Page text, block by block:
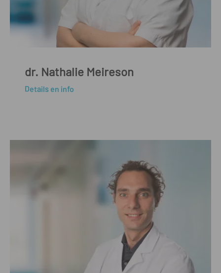
dr. Nathalie Meireson
Details en info